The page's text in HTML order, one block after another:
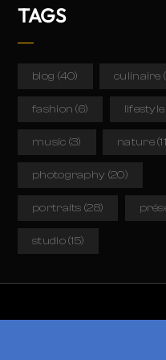
TAGS
blog (40) culinaire
fashion (6) lifestyle
music (3) nature
photography (20)
portraits (28)
studio(15)